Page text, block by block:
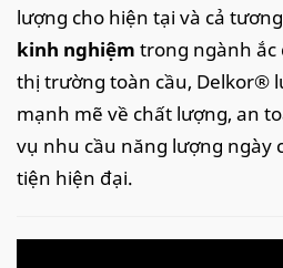
lượng cho hiện tại và cả
kinh nghiệm trong ngành ắc
thị trường toàn cầu, Delkor®
mạnh mẽ về chất lượng, an
vụ nhu cầu năng lượng ngày
tiện hiện đại.